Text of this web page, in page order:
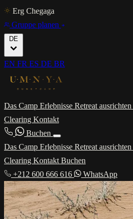
Erg Chegaga
Gruppe planen
DE
EN FR ES DE BR
Das Camp Erlebnisse Retreat ausrichten
Clearing Kontakt
Buchen
Das Camp Erlebnisse Retreat ausrichten
Clearing Kontakt Buchen
+212 600 666 616
WhatsApp